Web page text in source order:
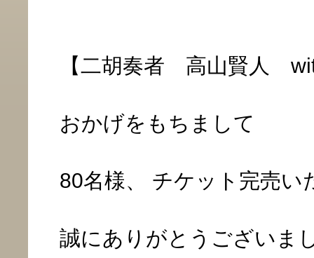
【二胡奏者 高山賢人
おかげをもちまして
80名様、 チケット完売い
誠にありがとうございま